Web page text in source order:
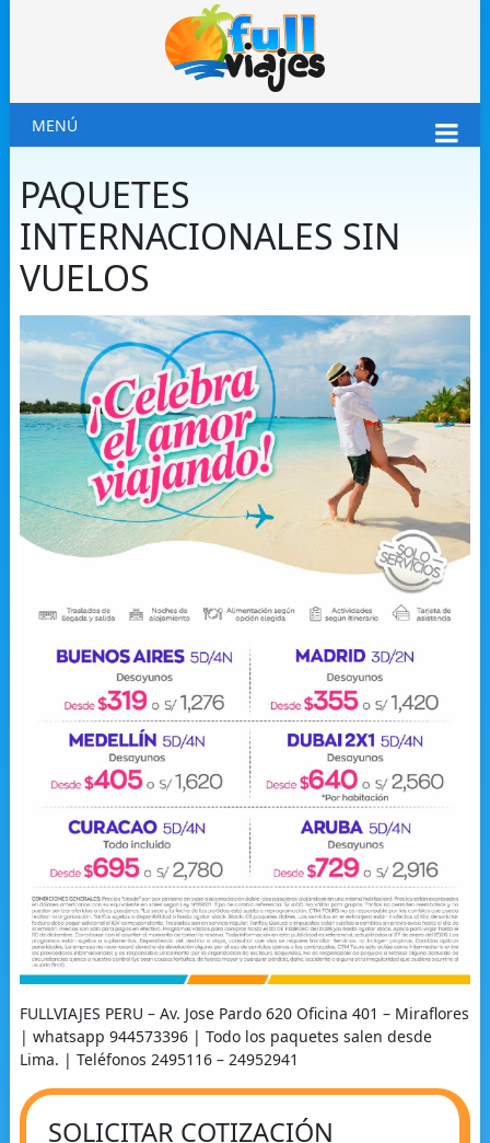
MENÚ
PAQUETES
INTERNACIONALES SIN
VUELOS
FULLVIAJES PERU – Av. Jose Pardo 620 Oficina 401 – Miraflores
| whatsapp 944573396 | Todo los paquetes salen desde
Lima. | Teléfonos 2495116 – 24952941
SOLICITAR COTIZACIÓN